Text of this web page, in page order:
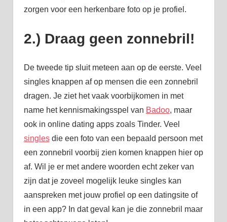
zorgen voor een herkenbare foto op je profiel.
2.) Draag geen zonnebril!
De tweede tip sluit meteen aan op de eerste. Veel
singles knappen af op mensen die een zonnebril
dragen. Je ziet het vaak voorbijkomen in met
name het kennismakingsspel van Badoo, maar
ook in online dating apps zoals Tinder. Veel
singlesdie een foto van een bepaald persoon met
een zonnebril voorbij zien komen knappen hier op
af. Wil je er met andere woorden echt zeker van
zijn dat je zoveel mogelijk leuke singles kan
aanspreken met jouw profiel op een datingsite of
in een app? In dat geval kan je die zonnebril maar